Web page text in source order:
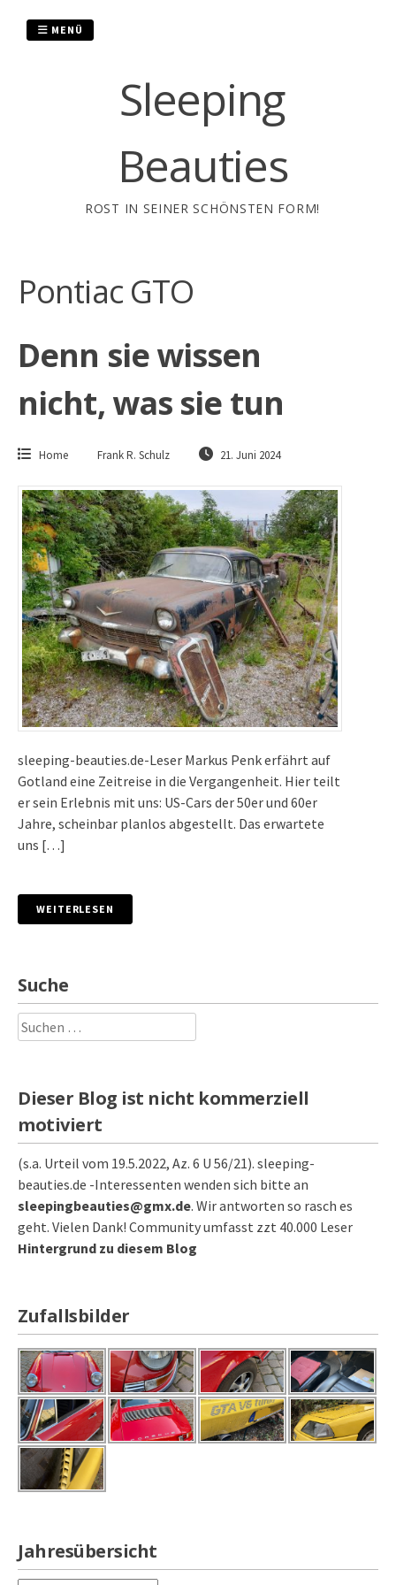
Sleeping
Beauties
ROST IN SEINER SCHÖNSTEN FORM!
MENÜ
Pontiac GTO
Denn sie wissen
nicht, was sie tun
Home Frank R. Schulz 21. Juni 2024
sleeping-beauties.de-Leser Markus Penk erfährt auf
Gotland eine Zeitreise in die Vergangenheit. Hier teilt
er sein Erlebnis mit uns: US-Cars der 50er und 60er
Jahre, scheinbar planlos abgestellt. Das erwartete
uns […]
WEITERLESEN
Suche
Suchen
nach:
Dieser Blog ist nicht kommerziell
motiviert
(s.a. Urteil vom 19.5.2022, Az. 6 U 56/21). sleeping-
beauties.de -Interessenten wenden sich bitte an
sleepingbeauties@gmx.de. Wir antworten so rasch es
geht. Vielen Dank! Community umfasst zzt 40.000 Leser
Hintergrund zu diesem Blog
Zufallsbilder
Jahresübersicht